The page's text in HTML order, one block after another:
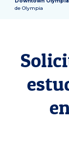
de Olympia